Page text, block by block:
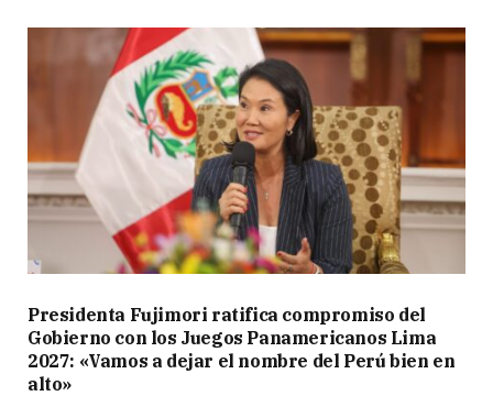
Presidenta Fujimori ratifica compromiso del
Gobierno con los Juegos Panamericanos Lima
2027: «Vamos a dejar el nombre del Perú bien en
alto»